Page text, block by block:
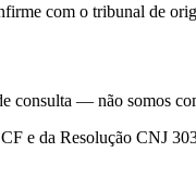
com o tribunal de
consulta — não somos
e da Resolução CNJ